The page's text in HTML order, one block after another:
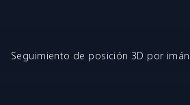
Seguimiento de posición 3D por imán